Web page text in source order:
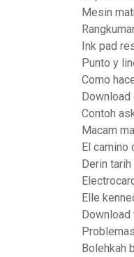
Mesin
Ink pad
Punto y
Como
Contoh
Macam
El camino
Derin
Elle
Bolehkah